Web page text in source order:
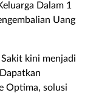
Dalam 1
Uang
kini menjadi
Optima, solusi